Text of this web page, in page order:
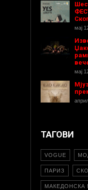
мај
мај
ТАГОВИ
VOGUE
ПАРИЗ
МАКЕДОНСКА